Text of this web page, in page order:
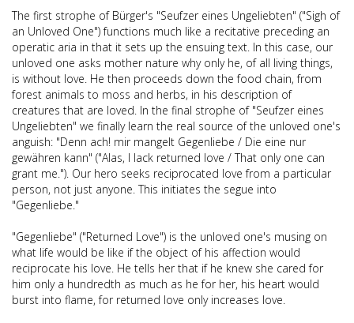
The first strophe of Bürger's "Seufzer eines Ungeliebten" ("Sigh of
an Unloved One") functions much like a recitative preceding an
operatic aria in that it sets up the ensuing text. In this case, our
unloved one asks mother nature why only he, of all living things,
is without love. He then proceeds down the food chain, from
forest animals to moss and herbs, in his description of
creatures that are loved. In the final strophe of "Seufzer eines
Ungeliebten" we finally learn the real source of the unloved one's
anguish: "Denn ach! mir mangelt Gegenliebe / Die eine nur
gewähren kann" ("Alas, I lack returned love / That only one can
grant me."). Our hero seeks reciprocated love from a particular
person, not just anyone. This initiates the segue into
"Gegenliebe."
"Gegenliebe" ("Returned Love") is the unloved one's musing on
what life would be like if the object of his affection would
reciprocate his love. He tells her that if he knew she cared for
him only a hundredth as much as he for her, his heart would
burst into flame, for returned love only increases love.